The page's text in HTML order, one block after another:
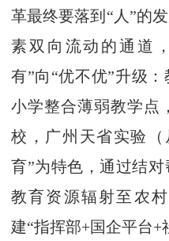
革最终要落到“人”的
素双向流动的通道
有”向“优不优”升级
小学整合薄弱教学点
校，广州天省实验
育”为特色，通过结
教育资源辐射至农
建“指挥部+国企平台+